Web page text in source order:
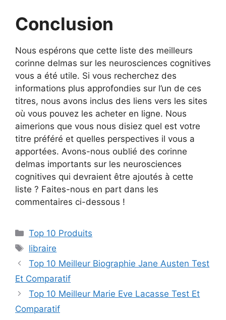
Conclusion
Nous espérons que cette liste des meilleurs
corinne delmas sur les neurosciences cognitives
vous a été utile. Si vous recherchez des
informations plus approfondies sur l’un de ces
titres, nous avons inclus des liens vers les sites
où vous pouvez les acheter en ligne. Nous
aimerions que vous nous disiez quel est votre
titre préféré et quelles perspectives il vous a
apportées. Avons-nous oublié des corinne
delmas importants sur les neurosciences
cognitives qui devraient être ajoutés à cette
liste ? Faites-nous en part dans les
commentaires ci-dessous !
Top 10 Produits
libraire
Top 10 Meilleur Biographie Jane Austen Test
Et Comparatif
Top 10 Meilleur Marie Eve Lacasse Test Et
Comparatif